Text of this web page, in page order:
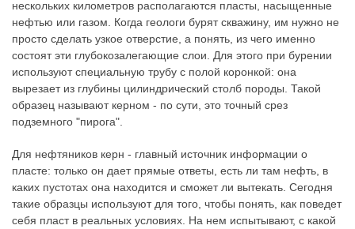
нескольких километров располагаются пласты, насыщенные
нефтью или газом. Когда геологи бурят скважину, им нужно не
просто сделать узкое отверстие, а понять, из чего именно
состоят эти глубокозалегающие слои. Для этого при бурении
используют специальную трубу с полой коронкой: она
вырезает из глубины цилиндрический столб породы. Такой
образец называют керном - по сути, это точный срез
подземного "пирога".
Для нефтяников керн - главный источник информации о
пласте: только он дает прямые ответы, есть ли там нефть, в
каких пустотах она находится и сможет ли вытекать. Сегодня
такие образцы используют для того, чтобы понять, как поведет
себя пласт в реальных условиях. На нем испытывают, с какой